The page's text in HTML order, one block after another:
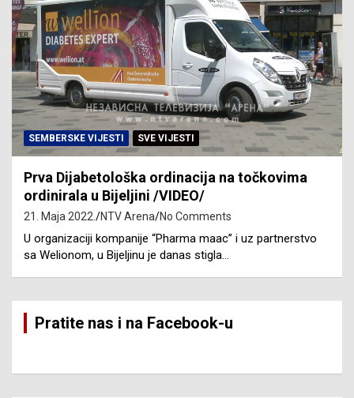
SEMBERSKE VIJESTI SVE VIJESTI
Prva Dijabetološka ordinacija na točkovima
ordinirala u Bijeljini /VIDEO/
21. Maja 2022. NTV Arena No Comments
U organizaciji kompanije “Pharma maac” i uz partnerstvo
sa Welionom, u Bijeljinu je danas stigla…
Pratite nas i na Facebook-u